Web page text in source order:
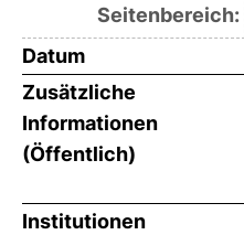
Seitenbereich:
Datum
Zusätzliche
Informationen
(Öffentlich)
Institutionen